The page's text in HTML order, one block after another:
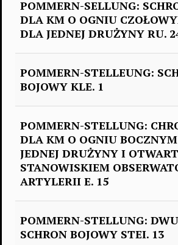
POMMERN-SELLUNG:
DLA KM O OGNIU
DLA JEDNEJ DRUŻYNY RU.
POMMERN-STELLEUNG:
BOJOWY KLE. 1
POMMERN-STELLUNG:
DLA KM O OGNIU
JEDNEJ DRUŻYNY I
STANOWISKIEM
ARTYLERII E. 15
POMMERN-STELLUNG:
SCHRON BOJOWY STEI. 13